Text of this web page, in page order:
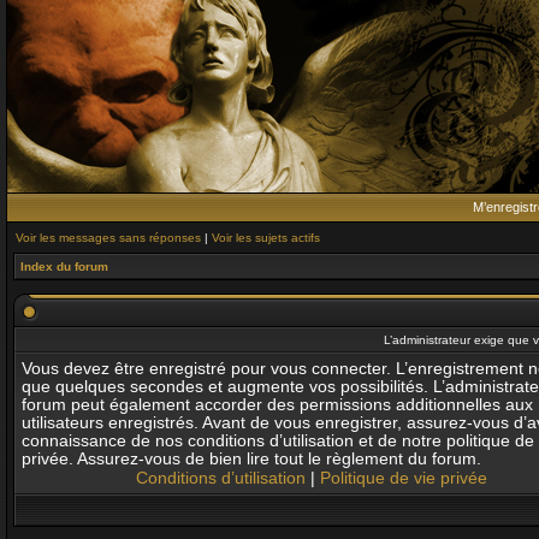
Voir les messages sans réponses | Voir les sujets actifs
Index du forum
L’administrateur exige que
Vous devez être enregistré pour vous connecter. L’enregistrement
que quelques secondes et augmente vos possibilités.
forum peut également accorder des permissions additionnelles aux
utilisateurs enregistrés. Avant de vous enregistrer, assurez-vous
connaissance de nos conditions d’utilisation et de notre politique de
privée. Assurez-vous de bien lire tout le règlement du forum.
Conditions d’utilisation
Politique de vie privée